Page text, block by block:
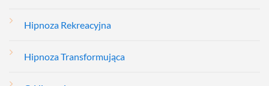
Hipnoza Rekreacyjna
Hipnoza Transformująca